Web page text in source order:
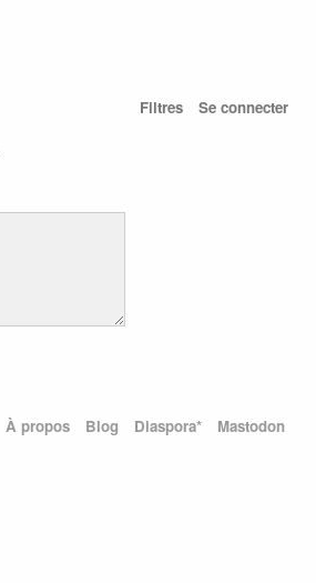
Filtres Se connecter
À propos Blog Diaspora* Mastodon